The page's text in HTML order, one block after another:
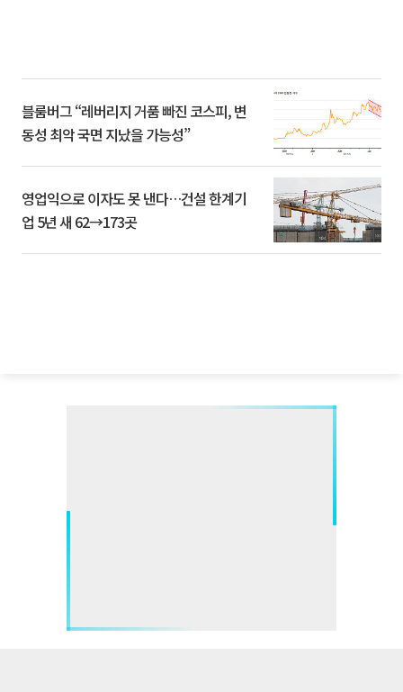
블룸버그 “레버리지 거품 빠진 코스피, 변
동성 최악 국면 지났을 가능성”
영업익으로 이자도 못 낸다…건설 한계기
업 5년 새 62→173곳